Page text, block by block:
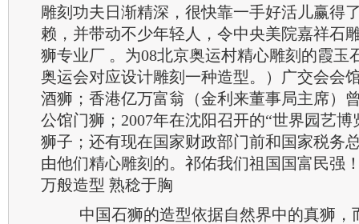
雕刻功夫日渐精深，很快靠一手好活儿赢得
赖，并带动不少年轻人，令中央美院嘉祥石
狮专业厂 。为08北京奥运村精心雕刻的霞玉
奥运会对应设计雕刻一种造型。）广交会会
酒狮；香港亿万富翁（金利来董事局主席）
公馆门狮；2007年在沈阳召开的“世界园艺博
狮子；还有现在国家财政部门前和国家税务
由他们精心雕刻的。祁佑我们祖国国富民强
万般造型 熟稔于胸
中国石狮的造型依据自然界中的真狮，